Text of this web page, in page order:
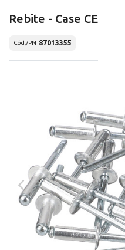
Rebite - Case CE
Cód./PN 87013355